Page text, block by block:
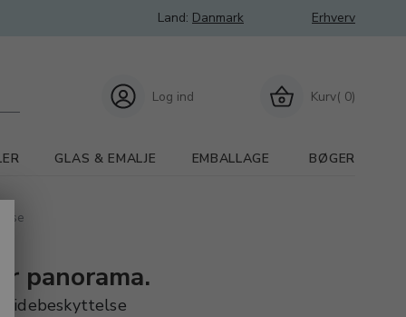
Land: Danmark Erhverv
Kurv( 0)
Log ind
GLAS & EMALJE EMBALLAGE BØGER
panorama.